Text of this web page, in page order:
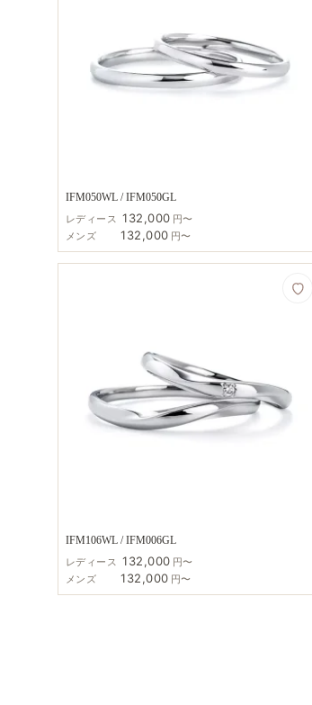
IFM050WL / IFM050GL
レディース 132,000 円〜
メンズ
132,000 円〜
IFM106WL / IFM006GL
レディース 132,000 円〜
メンズ
132,000 円〜